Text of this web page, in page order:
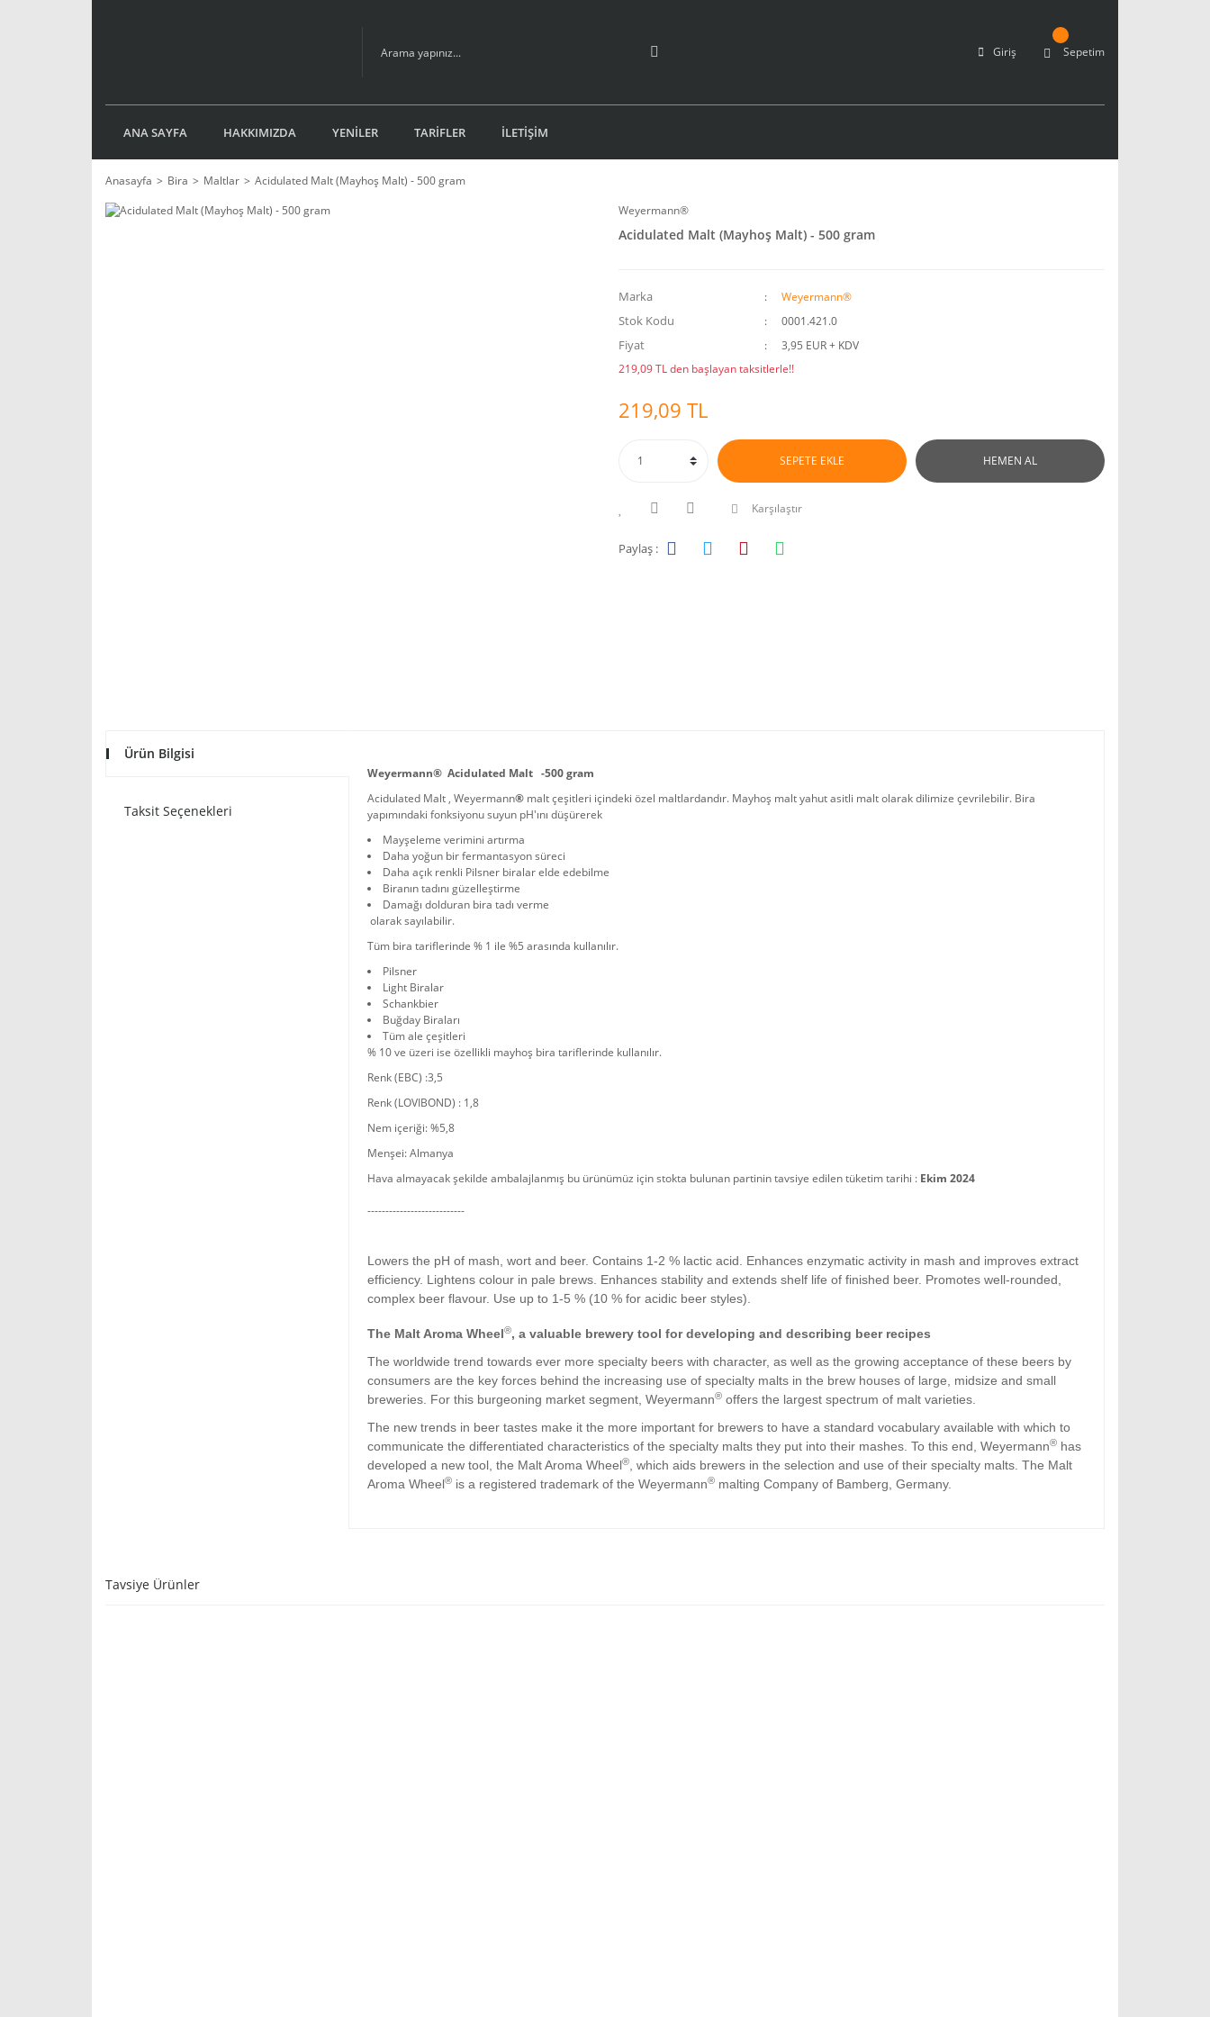
Giriş Sepetim
ANA SAYFA HAKKIMIZDA YENİLER TARİFLER İLETİŞİM
Anasayfa Bira Maltlar
Acidulated Malt (Mayhoş Malt) - 500 gram
Weyermann®
Acidulated Malt (Mayhoş Malt) - 500 gram
Marka Weyermann®
Stok Kodu 0001.421.0
Fiyat
3,95 EUR + KDV
219,09 TL den başlayan taksitlerle!!
219,09 TL
SEPETE EKLE HEMEN AL
Karşılaştır
Paylaş :
Ürün Bilgisi
Taksit Seçenekleri
Weyermann® Acidulated Malt -500 gram
Acidulated Malt , Weyermann® malt çeşitleri içindeki özel maltlardandır. Mayhoş malt yahut asitli malt olarak dilimize çevrilebilir. Bira
yapımındaki fonksiyonu suyun pH'ını düşürerek
Mayşeleme verimini artırma
Daha yoğun bir fermantasyon süreci
Daha açık renkli Pilsner biralar elde edebilme
Biranın tadını güzelleştirme
Damağı dolduran bira tadı verme
olarak sayılabilir.
Tüm bira tariflerinde % 1 ile %5 arasında kullanılır.
Pilsner
Light Biralar
Schankbier
Buğday Biraları
Tüm ale çeşitleri
% 10 ve üzeri ise özellikli mayhoş bira tariflerinde kullanılır.
Renk (EBC) :3,5
Renk (LOVIBOND) : 1,8
Nem içeriği: %5,8
Menşei: Almanya
Hava almayacak şekilde ambalajlanmış bu ürünümüz için stokta bulunan partinin tavsiye edilen tüketim tarihi : Ekim 2024
---------------------------
Lowers the pH of mash, wort and beer. Contains 1-2 % lactic acid. Enhances enzymatic activity in mash and improves extract
efficiency. Lightens colour in pale brews. Enhances stability and extends shelf life of finished beer. Promotes well-rounded,
complex beer flavour. Use up to 1-5 % (10 % for acidic beer styles).
The Malt Aroma Wheel®, a valuable brewery tool for developing and describing beer recipes
The worldwide trend towards ever more specialty beers with character, as well as the growing acceptance of these beers by
consumers are the key forces behind the increasing use of specialty malts in the brew houses of large, midsize and small
breweries. For this burgeoning market segment, Weyermann® offers the largest spectrum of malt varieties.
The new trends in beer tastes make it the more important for brewers to have a standard vocabulary available with which to
communicate the differentiated characteristics of the specialty malts they put into their mashes. To this end, Weyermann® has
developed a new tool, the Malt Aroma Wheel®
, which aids brewers in the selection and use of their specialty malts. The Malt
Aroma Wheel® is a registered trademark of the Weyermann® malting Company of Bamberg, Germany.
Tavsiye Ürünler